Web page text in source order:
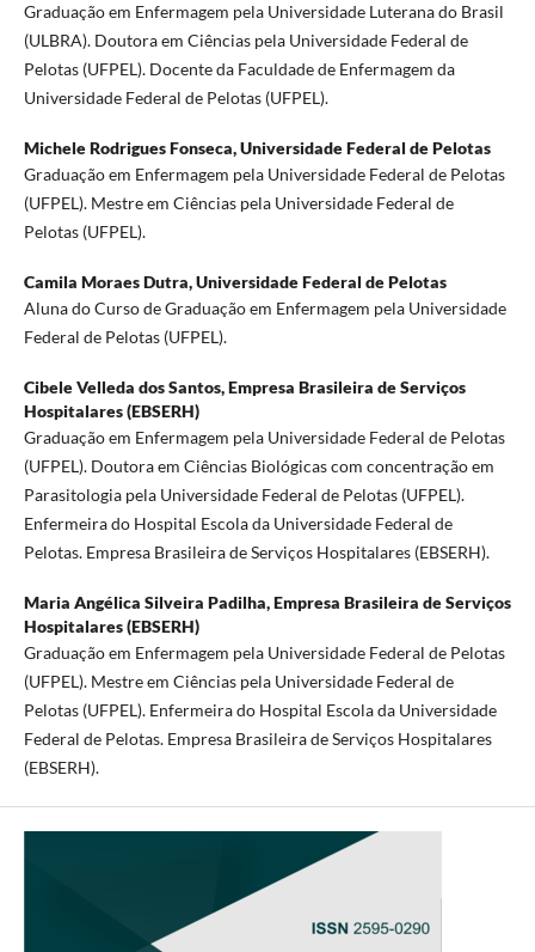
Graduação em Enfermagem pela Universidade Luterana do Brasil
(ULBRA). Doutora em Ciências pela Universidade Federal de
Pelotas (UFPEL). Docente da Faculdade de Enfermagem da
Universidade Federal de Pelotas (UFPEL).
Michele Rodrigues Fonseca,Universidade Federal de Pelotas
Graduação em Enfermagem pela Universidade Federal de Pelotas
(UFPEL). Mestre em Ciências pela Universidade Federal de
Pelotas (UFPEL).
Camila Moraes Dutra,Universidade Federal de Pelotas
Aluna do Curso de Graduação em Enfermagem pela Universidade
Federal de Pelotas (UFPEL).
Cibele Velleda dos Santos,Empresa Brasileira de Serviços
Hospitalares (EBSERH)
Graduação em Enfermagem pela Universidade Federal de Pelotas
(UFPEL). Doutora em Ciências Biológicas com concentração em
Parasitologia pela Universidade Federal de Pelotas (UFPEL).
Enfermeira do Hospital Escola da Universidade Federal de
Pelotas. Empresa Brasileira de Serviços Hospitalares (EBSERH).
Maria Angélica Silveira Padilha,Empresa Brasileira de Serviços
Hospitalares (EBSERH)
Graduação em Enfermagem pela Universidade Federal de Pelotas
(UFPEL). Mestre em Ciências pela Universidade Federal de
Pelotas (UFPEL). Enfermeira do Hospital Escola da Universidade
Federal de Pelotas. Empresa Brasileira de Serviços Hospitalares
(EBSERH).